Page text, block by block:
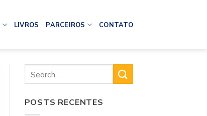
LIVROS PARCEIROS CONTATO
POSTS RECENTES